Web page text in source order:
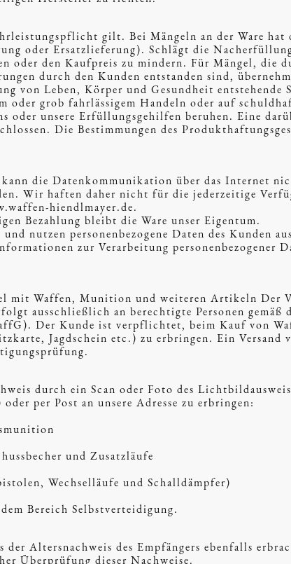
gilt. Bei Mängeln an der Ware hat
oder Ersatzlieferung). Schlägt die
oder den Kaufpreis zu mindern. Für Mängel, die
durch den Kunden entstanden sind,
von Leben, Körper und Gesundheit entstehende
oder grob fahrlässigem Handeln oder auf
unsere Erfüllungsgehilfen beruhen. Eine
Die Bestimmungen des
die Datenkommunikation über das Internet
Wir haften daher nicht für die jederzeitige
hiendlmayer.de.
Bezahlung bleibt die Ware unser Eigentum.
nutzen personenbezogene Daten des Kunden
zur Verarbeitung personenbezogener
mit Waffen, Munition und weiteren Artikeln Der
ausschließlich an berechtigte Personen gemäß
Der Kunde ist verpflichtet, beim Kauf von
Jagdschein etc.) zu erbringen. Ein Versand
durch ein Scan oder Foto des
per Post an unsere Adresse zu erbringen:
und Zusatzläufe
Wechselläufe und Schalldämpfer)
Bereich Selbstverteidigung.
Altersnachweis des Empfängers ebenfalls
Überprüfung dieser Nachweise.